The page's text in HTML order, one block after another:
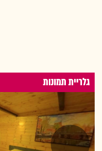
גלריית תמונות